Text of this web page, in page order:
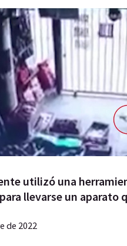
utilizó una
llevarse un aparato
de 2022